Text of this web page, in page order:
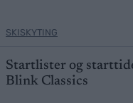
SKISKYTING
Startlister og
Blink Classics